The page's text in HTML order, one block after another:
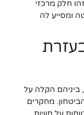
חלק מרכזי
ומסייע לה
ביניהם הקלה על
מחקרים